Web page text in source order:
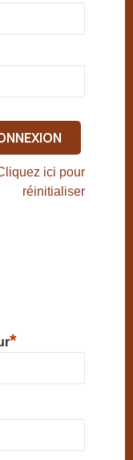
ici pour
réinitialiser
*